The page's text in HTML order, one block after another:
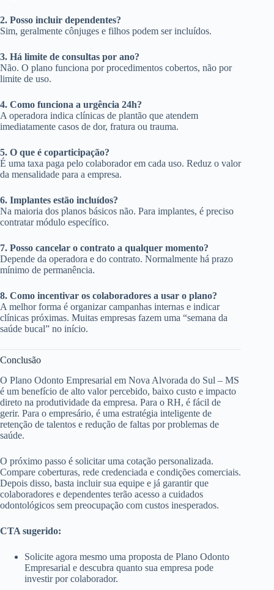
2. Posso incluir dependentes?
Sim, geralmente cônjuges e filhos podem ser incluídos.
3. Há limite de consultas por ano?
Não. O plano funciona por procedimentos cobertos, não por
limite de uso.
4. Como funciona a urgência 24h?
A operadora indica clínicas de plantão que atendem
imediatamente casos de dor, fratura ou trauma.
5. O que é coparticipação?
É uma taxa paga pelo colaborador em cada uso. Reduz o valor
da mensalidade para a empresa.
6. Implantes estão incluídos?
Na maioria dos planos básicos não. Para implantes, é preciso
contratar módulo específico.
7. Posso cancelar o contrato a qualquer momento?
Depende da operadora e do contrato. Normalmente há prazo
mínimo de permanência.
8. Como incentivar os colaboradores a usar o plano?
A melhor forma é organizar campanhas internas e indicar
clínicas próximas. Muitas empresas fazem uma “semana da
saúde bucal” no início.
Conclusão
O Plano Odonto Empresarial em Nova Alvorada do Sul – MS
é um benefício de alto valor percebido, baixo custo e impacto
direto na produtividade da empresa. Para o RH, é fácil de
gerir. Para o empresário, é uma estratégia inteligente de
retenção de talentos e redução de faltas por problemas de
saúde.
O próximo passo é solicitar uma cotação personalizada.
Compare coberturas, rede credenciada e condições comerciais.
Depois disso, basta incluir sua equipe e já garantir que
colaboradores e dependentes terão acesso a cuidados
odontológicos sem preocupação com custos inesperados.
CTA sugerido:
Solicite agora mesmo uma proposta de Plano Odonto
Empresarial e descubra quanto sua empresa pode
investir por colaborador.